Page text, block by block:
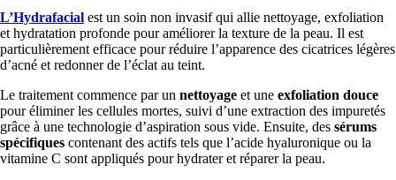
L’Hydrafacial est un soin non invasif qui allie nettoyage, exfoliation
et hydratation profonde pour améliorer la texture de la peau. Il est
particulièrement efficace pour réduire l’apparence des cicatrices légères
d’acné et redonner de l’éclat au teint.
Le traitement commence par un nettoyage et une exfoliation douce
pour éliminer les cellules mortes, suivi d’une extraction des impuretés
grâce à une technologie d’aspiration sous vide. Ensuite, des sérums
spécifiques contenant des actifs tels que l’acide hyaluronique ou la
vitamine C sont appliqués pour hydrater et réparer la peau.